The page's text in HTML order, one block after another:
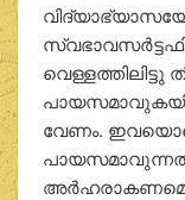
വെള്ളത്തിലിട്ടു
വേണം.